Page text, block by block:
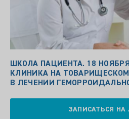
ШКОЛА ПАЦИЕНТА. 18
КЛИНИКА НА
В ЛЕЧЕНИИ
ЗАПИСАТЬСЯ НА